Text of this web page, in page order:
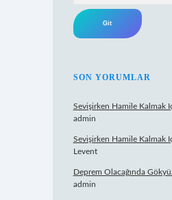
SON YORUMLAR
Sevişirken Hamile Kalmak
admin
Sevişirken Hamile Kalmak
Levent
Deprem Olacağında
admin